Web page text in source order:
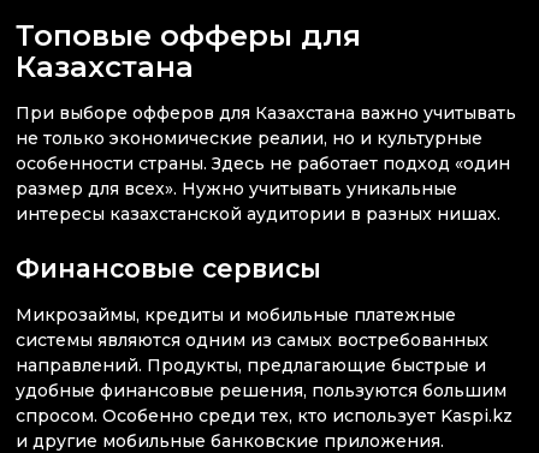
Топовые офферы для
Казахстана
При выборе офферов для Казахстана важно учитывать
не только экономические реалии, но и культурные
особенности страны. Здесь не работает подход «один
размер для всех». Нужно учитывать уникальные
интересы казахстанской аудитории в разных нишах.
Финансовые сервисы
Микрозаймы, кредиты и мобильные платежные
системы являются одним из самых востребованных
направлений. Продукты, предлагающие быстрые и
удобные финансовые решения, пользуются большим
спросом. Особенно среди тех, кто использует Kaspi.kz
и другие мобильные банковские приложения.